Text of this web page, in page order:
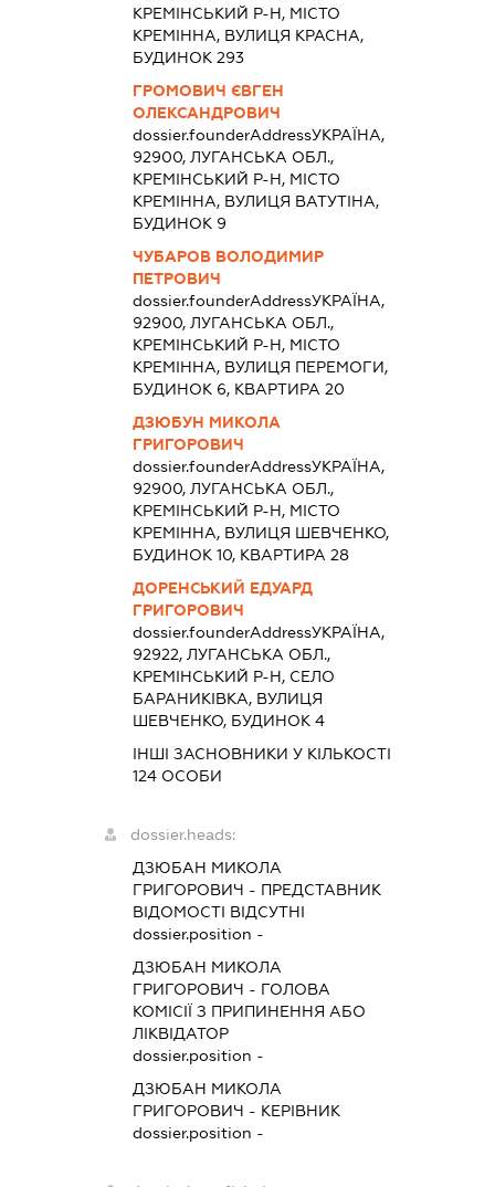
КРЕМІНСЬКИЙ Р-Н, МІСТО
КРЕМІННА, ВУЛИЦЯ КРАСНА,
БУДИНОК 293
ГРОМОВИЧ ЄВГЕН
ОЛЕКСАНДРОВИЧ
dossier.founderAddressУКРАЇНА,
92900, ЛУГАНСЬКА ОБЛ.,
КРЕМІНСЬКИЙ Р-Н, МІСТО
КРЕМІННА, ВУЛИЦЯ ВАТУТІНА,
БУДИНОК 9
ЧУБАРОВ ВОЛОДИМИР
ПЕТРОВИЧ
dossier.founderAddressУКРАЇНА,
92900, ЛУГАНСЬКА ОБЛ.,
КРЕМІНСЬКИЙ Р-Н, МІСТО
КРЕМІННА, ВУЛИЦЯ ПЕРЕМОГИ,
БУДИНОК 6, КВАРТИРА 20
ДЗЮБУН МИКОЛА
ГРИГОРОВИЧ
dossier.founderAddressУКРАЇНА,
92900, ЛУГАНСЬКА ОБЛ.,
КРЕМІНСЬКИЙ Р-Н, МІСТО
КРЕМІННА, ВУЛИЦЯ ШЕВЧЕНКО,
БУДИНОК 10, КВАРТИРА 28
ДОРЕНСЬКИЙ ЕДУАРД
ГРИГОРОВИЧ
dossier.founderAddressУКРАЇНА,
92922, ЛУГАНСЬКА ОБЛ.,
КРЕМІНСЬКИЙ Р-Н, СЕЛО
БАРАНИКІВКА, ВУЛИЦЯ
ШЕВЧЕНКО, БУДИНОК 4
ІНШІ ЗАСНОВНИКИ У КІЛЬКОСТІ
124 ОСОБИ
dossier.heads:
ДЗЮБАН МИКОЛА
ГРИГОРОВИЧ - ПРЕДСТАВНИК
ВІДОМОСТІ ВІДСУТНІ
dossier.position -
ДЗЮБАН МИКОЛА
ГРИГОРОВИЧ - ГОЛОВА
КОМІСІЇ З ПРИПИНЕННЯ АБО
ЛІКВІДАТОР
dossier.position -
ДЗЮБАН МИКОЛА
ГРИГОРОВИЧ - КЕРІВНИК
dossier.position -